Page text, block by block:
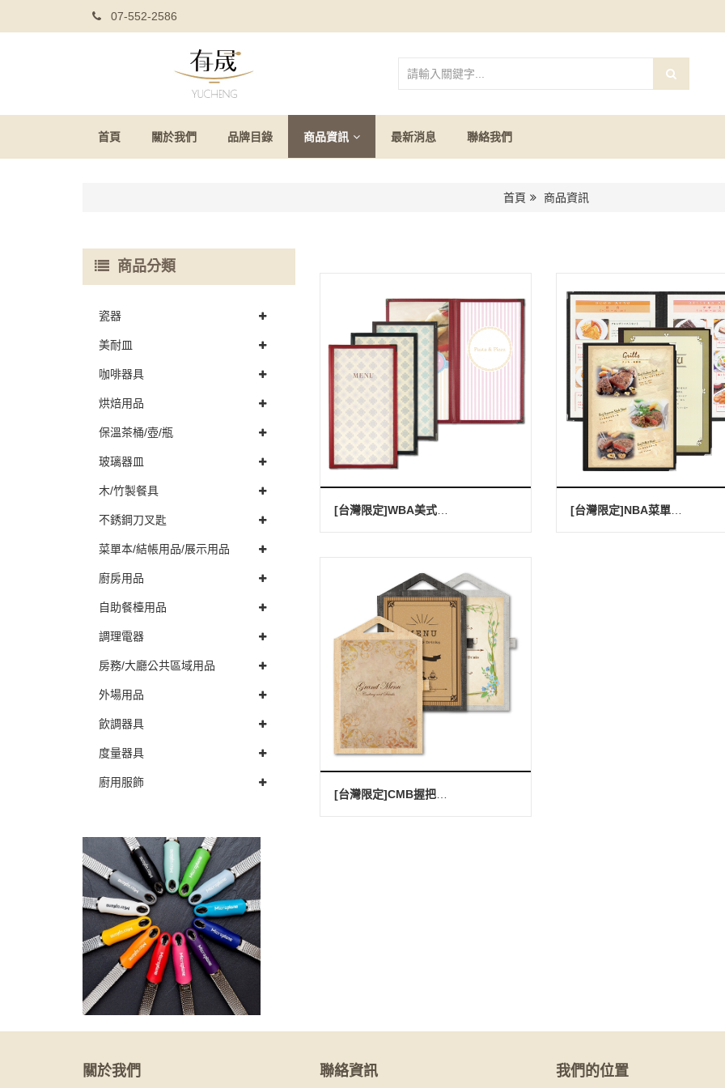
07-552-2586
首頁 關於我們 品牌目錄 商品資訊 最新消息 聯絡我們
首頁 商品資訊
商品分類
瓷器
美耐皿
咖啡器具
烘焙用品
保溫茶桶/壺/瓶
玻璃器皿
木/竹製餐具
不銹鋼刀叉匙
菜單本/結帳用品/展示用品
廚房用品
自助餐檯用品
調理電器
房務/大廳公共區域用品
外場用品
飲調器具
度量器具
廚用服飾
[台灣限定]WBA美式菜單本(A4縱長-4P) [台灣限定]NBA菜單本(A4-4P)
[台灣限定]CMB握把式菜單本(A4-4P)
關於我們 聯絡資訊 我們的位置